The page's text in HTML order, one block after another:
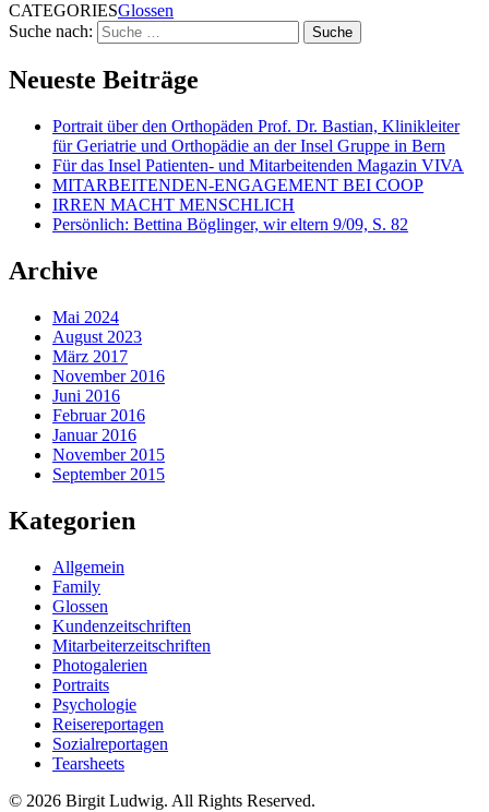
CATEGORIESGlossen
Suche nach:
Neueste Beiträge
Portrait über den Orthopäden Prof. Dr. Bastian, Klinikleiter
für Geriatrie und Orthopädie an der Insel Gruppe in Bern
Für das Insel Patienten- und Mitarbeitenden Magazin VIVA
MITARBEITENDEN-ENGAGEMENT BEI COOP
IRREN MACHT MENSCHLICH
Persönlich: Bettina Böglinger, wir eltern 9/09, S. 82
Archive
Mai 2024
August 2023
März 2017
November 2016
Juni 2016
Februar 2016
Januar 2016
November 2015
September 2015
Kategorien
Allgemein
Family
Glossen
Kundenzeitschriften
Mitarbeiterzeitschriften
Photogalerien
Portraits
Psychologie
Reisereportagen
Sozialreportagen
Tearsheets
© 2026 Birgit Ludwig. All Rights Reserved.